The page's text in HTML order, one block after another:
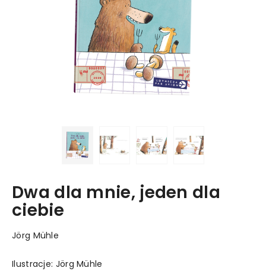
Dwa dla mnie, jeden dla
ciebie
Jörg Mühle
Ilustracje: Jörg Mühle